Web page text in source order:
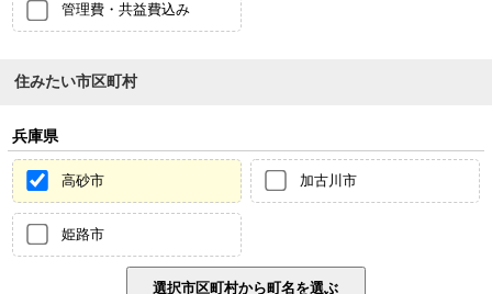
管理費・共益費込み
住みたい市区町村
兵庫県
高砂市 加古川市
姫路市